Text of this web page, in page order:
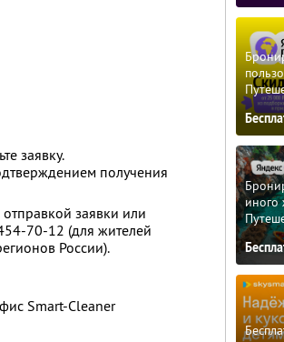
заявку.
получения
отправкой заявки или
70-12 (для жителей
России).
Smart-Cleaner
иного